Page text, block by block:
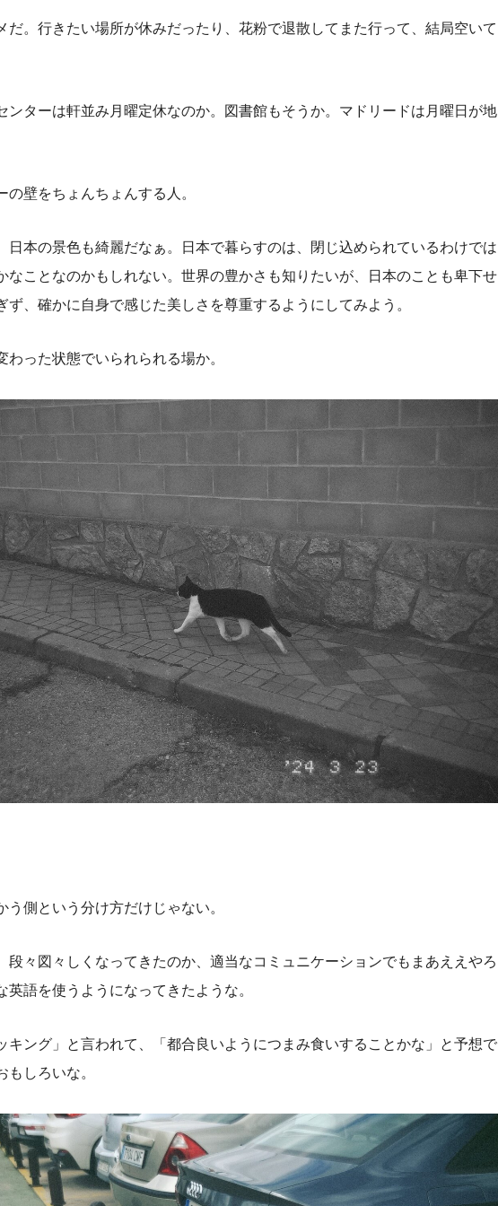
だ。行きたい場所が休みだったり、花粉で退散してまた行って、結局空いて
ンターは軒並み月曜定休なのか。図書館もそうか。マドリードは月曜日が地
の壁をちょんちょんする人。
日本の景色も綺麗だなぁ。日本で暮らすのは、閉じ込められているわけでは
なことなのかもしれない。世界の豊かさも知りたいが、日本のことも卑下せ
ず、確かに自身で感じた美しさを尊重するようにしてみよう。
わった状態でいられられる場か。
う側という分け方だけじゃない。
段々図々しくなってきたのか、適当なコミュニケーションでもまあええやろ
英語を使うようになってきたような。
キング」と言われて、「都合良いようにつまみ食いすることかな」と予想で
しろいな。